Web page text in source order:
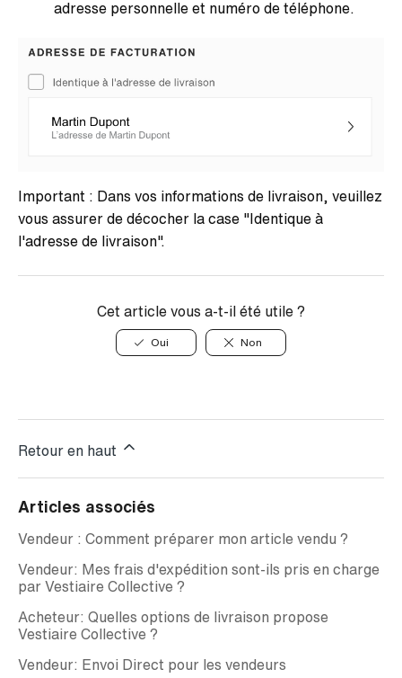
adresse personnelle et numéro de téléphone.
Important : Dans vos informations de livraison, veuillez
vous assurer de décocher la case "Identique à
l'adresse de livraison".
Cet article vous a-t-il été utile ?
Oui Non
Retour en haut
Articles associés
Vendeur : Comment préparer mon article vendu ?
Vendeur: Mes frais d'expédition sont-ils pris en charge
par Vestiaire Collective ?
Acheteur: Quelles options de livraison propose
Vestiaire Collective ?
Vendeur: Envoi Direct pour les vendeurs